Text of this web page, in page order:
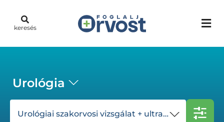
keresés
Urológia
Urológiai szakorvosi vizsgálat + ultrahang + vizelet vizsgálat